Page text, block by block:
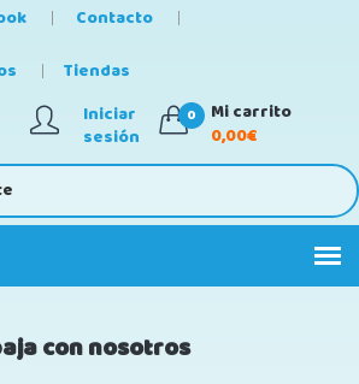
Contacto
Tiendas
Iniciar
sesión
0
Mi carrito
0,00€
con nosotros